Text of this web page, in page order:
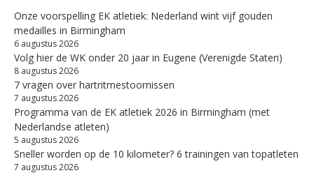
Onze voorspelling EK atletiek: Nederland wint vijf gouden
medailles in Birmingham
6 augustus 2026
Volg hier de WK onder 20 jaar in Eugene (Verenigde Staten)
8 augustus 2026
7 vragen over hartritmestoornissen
7 augustus 2026
Programma van de EK atletiek 2026 in Birmingham (met
Nederlandse atleten)
5 augustus 2026
Sneller worden op de 10 kilometer? 6 trainingen van topatleten
7 augustus 2026